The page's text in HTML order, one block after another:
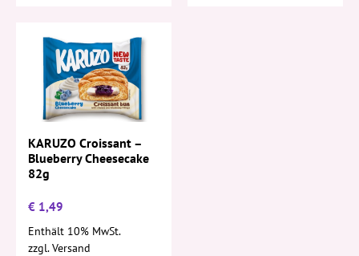
KARUZO Croissant –
Blueberry Cheesecake
82g
€ 1,49
Enthält 10% MwSt.
zzgl.Versand